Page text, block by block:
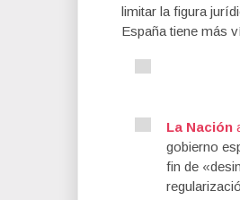
limitar la figura
España tiene más
La Nación
gobierno
fin de